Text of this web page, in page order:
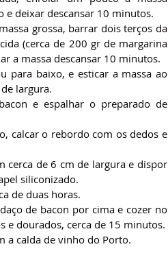
deixar descansar 10 minutos.
grossa, barrar dois terços da
(cerca de 200 gr de margarina
a massa descansar 10 minutos.
para baixo, e esticar a massa ao
largura.
e espalhar o preparado de
calcar o rebordo com os dedos e
cerca de 6 cm de largura e dispor
siliconizado.
de duas horas.
de bacon por cima e cozer no
e dourados, cerca de 15 minutos.
a calda de vinho do Porto.